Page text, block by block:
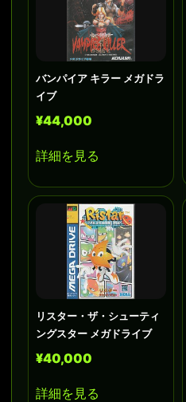
バンパイア キラー メガドラ
イブ
¥44,000
詳細を見る
リスター・ザ・シューティ
ングスター メガドライブ
¥40,000
詳細を見る